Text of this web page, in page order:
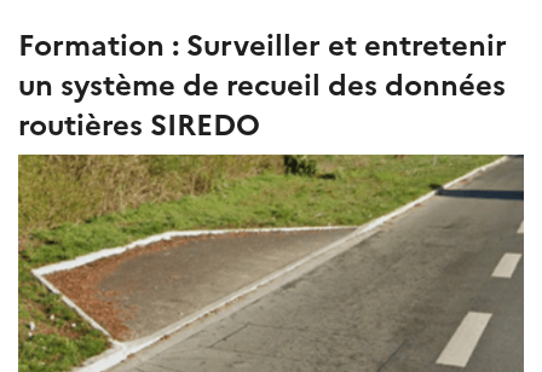
Formation : Surveiller et entretenir
un système de recueil des données
routières SIREDO